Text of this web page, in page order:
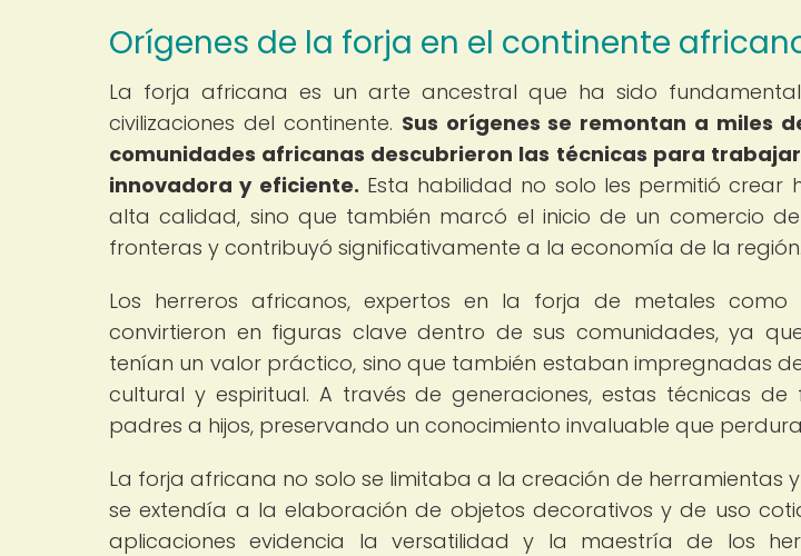
Orígenes de la forja en el continente
La forja africana es un arte ancestral que ha sido
civilizaciones del continente. Sus orígenes se remontan a miles
comunidades africanas descubrieron las técnicas para
innovadora y eficiente. Esta habilidad no solo les permitió crear
alta calidad, sino que también marcó el inicio de un comercio
fronteras y contribuyó significativamente a la economía de la región.
Los herreros africanos, expertos en la forja de metales
convirtieron en figuras clave dentro de sus comunidades, ya
tenían un valor práctico, sino que también estaban impregnadas
cultural y espiritual. A través de generaciones, estas técnicas
padres a hijos, preservando un conocimiento invaluable que
La forja africana no solo se limitaba a la creación de herramientas
se extendía a la elaboración de objetos decorativos y de uso
aplicaciones evidencia la versatilidad y la maestría de los